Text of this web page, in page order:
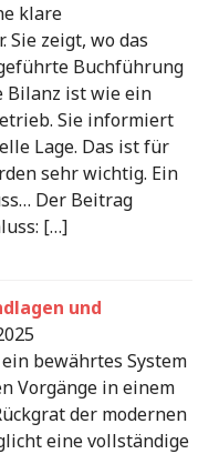
klare
Sie zeigt, wo das
Buchführung
Bilanz ist wie ein
Sie informiert
Lage. Das ist für
sehr wichtig. Ein
Der Beitrag
[…]
und
bewährtes System
Vorgänge in einem
der modernen
eine vollständige